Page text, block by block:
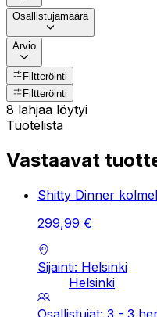
Osallistujamäärä
Arvio
Filtteröinti
Filtteröinti
8 lahjaa löytyi
Tuotelista
Vastaavat
Shitty Dinner
299,99 €
Sijainti: Helsinki
Helsinki
Osallistujat: 3 - 3